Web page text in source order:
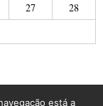
27
28
está a